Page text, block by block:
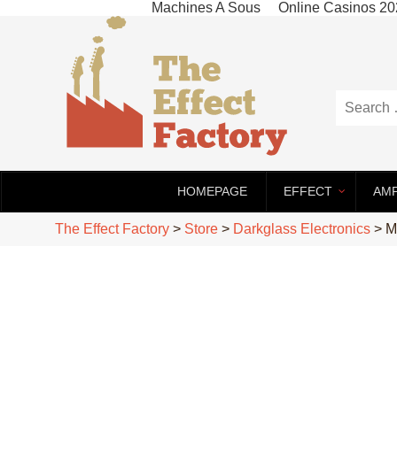
Machines A Sous Online Casinos
HOMEPAGE EFFECT
The Effect Factory > Store > Darkglass Electronics >